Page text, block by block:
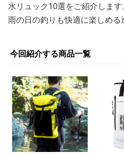
水リュック10選をご紹介します。
雨の日の釣りも快適に楽しめる
今回紹介する商品一覧